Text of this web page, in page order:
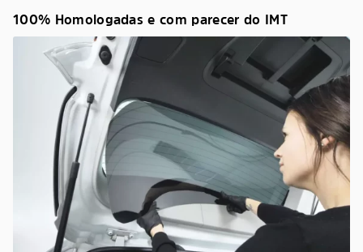
100% Homologadas e com parecer do IMT